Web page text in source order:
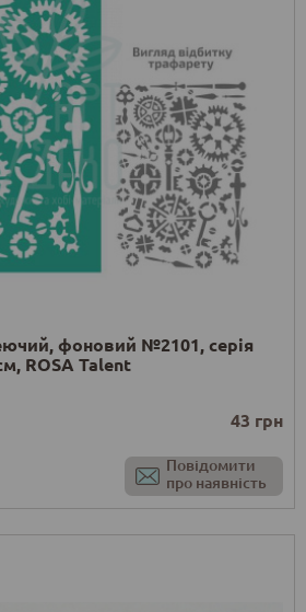
фоновий №2101, серія
ROSA Talent
43 грн
Повідомити
про наявність